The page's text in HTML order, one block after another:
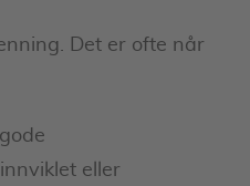
Det er ofte når
eller